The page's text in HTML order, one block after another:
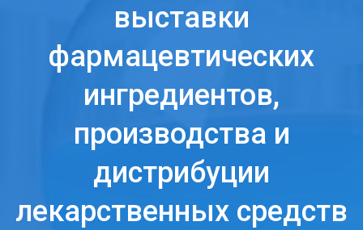
выставки
фармацевтических
ингредиентов,
производства и
дистрибуции
лекарственных средств